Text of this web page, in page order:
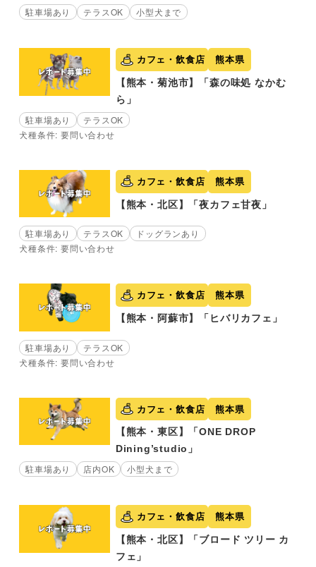
駐車場あり テラスOK 小型犬まで
カフェ・飲食店 熊本県
【熊本・菊池市】「森の味処 なかむ
ら」
駐車場あり
テラスOK
犬種条件: 要問い合わせ
カフェ・飲食店 熊本県
【熊本・北区】「夜カフェ甘夜」
駐車場あり テラスOK
ドッグランあり
犬種条件: 要問い合わせ
カフェ・飲食店 熊本県
【熊本・阿蘇市】「ヒバリカフェ」
駐車場あり
テラスOK
犬種条件: 要問い合わせ
カフェ・飲食店 熊本県
【熊本・東区】「ONE DROP
Dining’studio」
駐車場あり 店内OK 小型犬まで
カフェ・飲食店 熊本県
【熊本・北区】「ブロード ツリー カ
フェ」